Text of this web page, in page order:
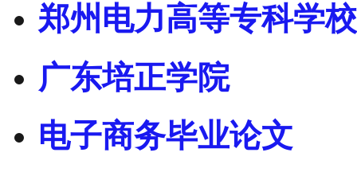
郑州电力高等专科学校
广东培正学院
电子商务毕业论文